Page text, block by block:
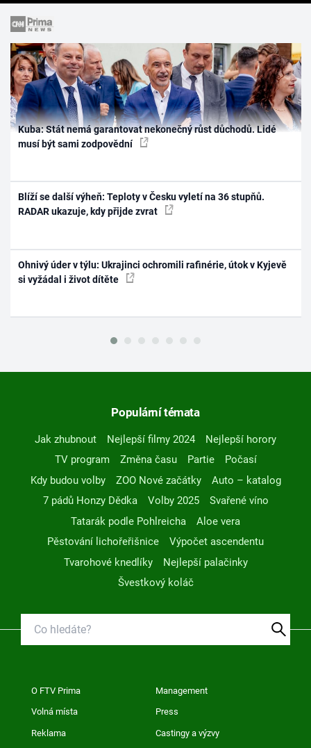
Kuba: Stát nemá garantovat nekonečný růst důchodů. Lidé
musí být sami zodpovědní
Blíží se další výheň: Teploty v Česku vyletí na 36 stupňů.
RADAR ukazuje, kdy přijde zvrat
Ohnivý úder v týlu: Ukrajinci ochromili rafinérie, útok v Kyjevě
si vyžádal i život dítěte
Populární témata
Jak zhubnout Nejlepší filmy 2024
Nejlepší horory
TV program
Změna času Partie
Počasí
Kdy budou volby
ZOO Nové začátky
Auto – katalog
7 pádů Honzy Dědka
Volby 2025
Svařené víno
Tatarák podle Pohlreicha
Aloe vera
Pěstování lichořeřišnice
Výpočet ascendentu
Tvarohové knedlíky
Nejlepší palačinky
Švestkový koláč
O FTV Prima Management
Volná místa Press
Reklama Castingy a výzvy